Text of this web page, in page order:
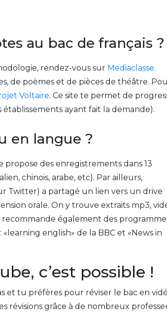
au bac de français ?
rendez-vous sur Mediaclasse.
de poèmes et de pièces de théâtre.
Voltaire. Ce site te permet de
ayant fait la demande).
en langue ?
propose des enregistrements dans 13
chinois, arabe, etc). Par ailleurs,
Twitter) a partagé un lien vers un drive
orale. On y trouve extraits mp3,
recommande également des
english» de la BBC et «News in
c’est possible !
et tu préfères pour réviser le bac en
révisions grâce à de nombreux